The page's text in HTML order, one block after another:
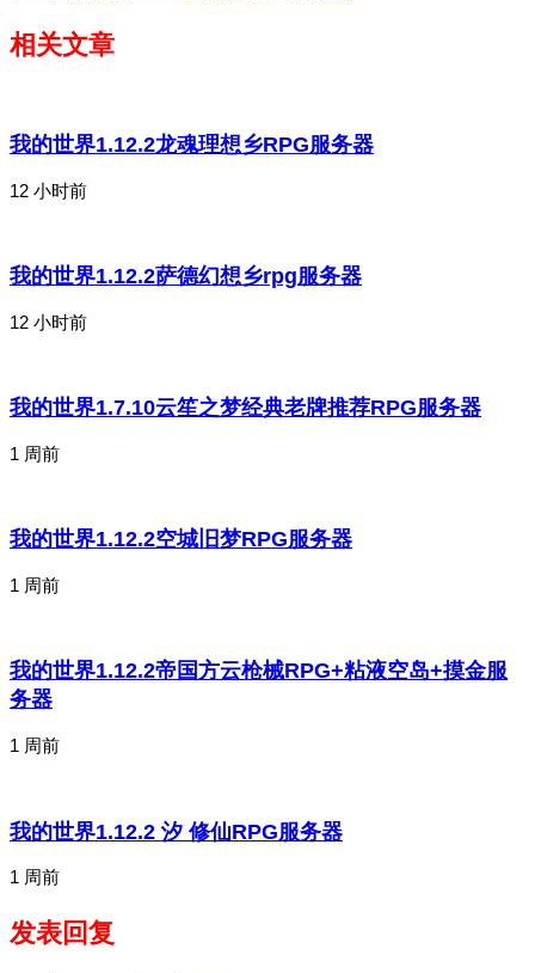
相关文章
我的世界1.12.2龙魂理想乡RPG服务器
12 小时前
我的世界1.12.2萨德幻想乡rpg服务器
12 小时前
我的世界1.7.10云笙之梦经典老牌推荐RPG服务器
1 周前
我的世界1.12.2空城旧梦RPG服务器
1 周前
我的世界1.12.2帝国方云枪械RPG+粘液空岛+摸金服
务器
1 周前
我的世界1.12.2 汐 修仙RPG服务器
1 周前
发表回复